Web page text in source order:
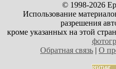
© 1998-2026
Использование
разрешения
кроме указанных на этой
Обратная связь | О